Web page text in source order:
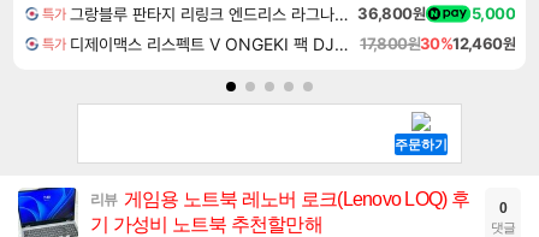
특가 그랑블루 판타지 리링크 엔드리스 라그나로크 업그레이드 킷 Granblue Fantasy Relink Endless Ragnarok Upgrade Kit DLC 36,800원 5,000
특가 디제이맥스 리스펙트 V ONGEKI 팩 DJMAX RESPECT V ONGEKI Pack DLC 17,800원30%12,460원
리뷰 게임용 노트북 레노버 로크(Lenovo LOQ) 후
기 가성비 노트북 추천할만해
0
댓글